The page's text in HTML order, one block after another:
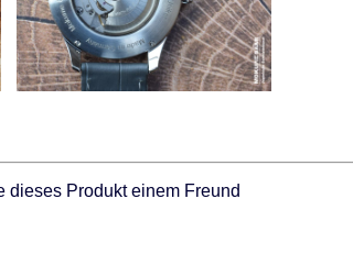
dieses Produkt einem Freund